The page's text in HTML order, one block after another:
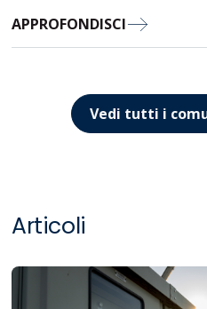
APPROFONDISCI
Vedi tutti i
Articoli